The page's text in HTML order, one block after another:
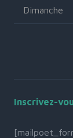
Dimanche
Inscrivez-